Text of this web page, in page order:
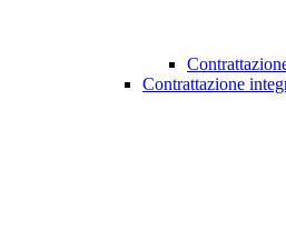
Contrattazione